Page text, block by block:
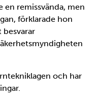
en remissvända, men
förklarade hon
besvarar
och har